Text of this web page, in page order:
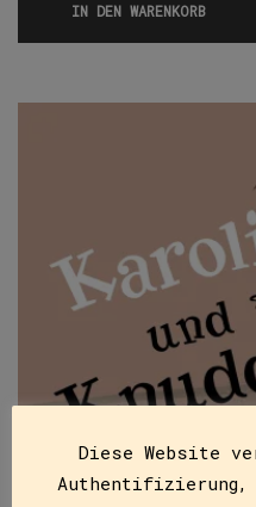
IN DEN WARENKORB
Diese Website
Authentifizierung,